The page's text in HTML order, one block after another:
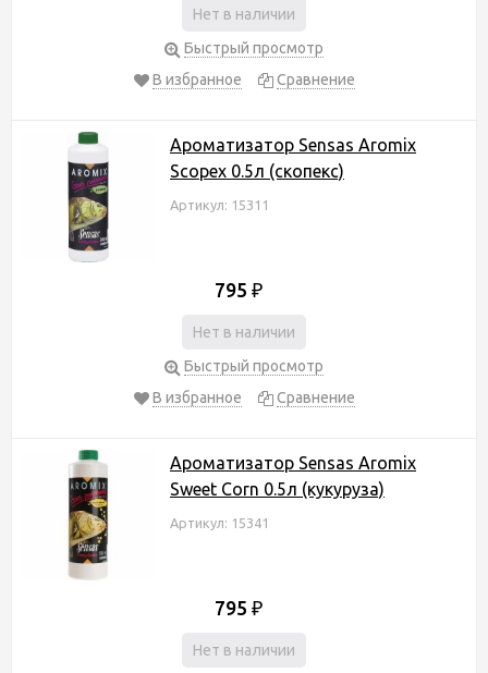
Нет в наличии
Быстрый просмотр
В избранное
Сравнение
Ароматизатор Sensas Aromix
Scopex 0.5л (скопекс)
Артикул: 15311
795 ₽
Нет в наличии
Быстрый просмотр
В избранное
Сравнение
Ароматизатор Sensas Aromix
Sweet Corn 0.5л (кукуруза)
Артикул: 15341
795 ₽
Нет в наличии